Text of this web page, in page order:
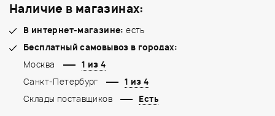
Наличие в магазинах:
В интернет-магазине: есть
Бесплатный самовывоз в городах:
Москва
1 из 4
Санкт-Петербург
1 из 4
Склады поставщиков
Есть